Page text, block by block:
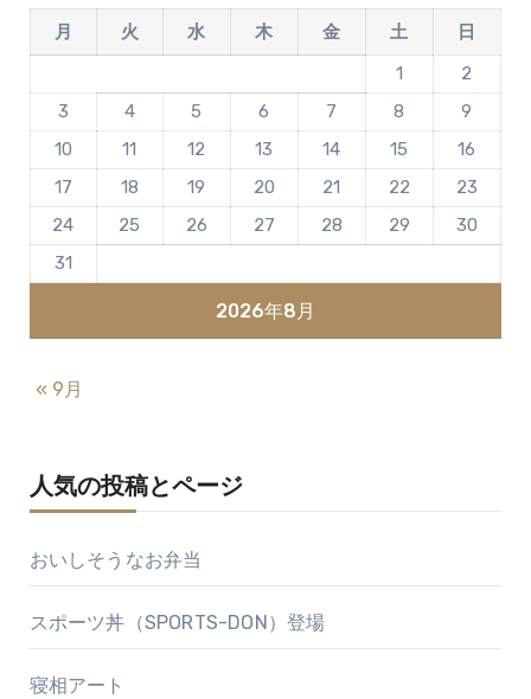
2026年8月
月 火 水 木 金 土
日
1
2
3
4 5 6 7 8
9
10
11 12 13 14 15
16
17
18 19 20 21 22
23
24
25 26 27 28 29
30
31
« 9月
人気の投稿とページ
おいしそうなお弁当
スポーツ丼（SPORTS-DON）登場
寝相アート